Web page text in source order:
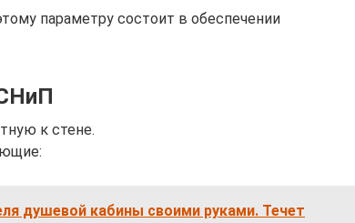
параметру состоит в обеспечении
к стене.
душевой кабины своими руками. Течет